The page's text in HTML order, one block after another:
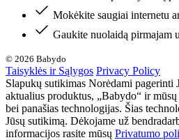
Mokėkite saugiai internetu
Gaukite nuolaidą pirmajam
© 2026 Babydo
Taisyklės ir Sąlygos Privacy Policy
Slapukų sutikimas Norėdami pagerinti
aktualius produktus, „Babydo“ ir
bei panašias technologijas. Šias
Jūsų sutikimą. Dėkojame už
informacijos rasite mūsų Privatumo